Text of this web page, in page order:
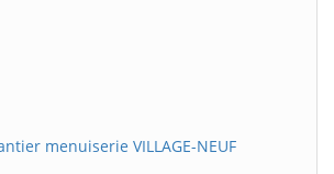
menuiserie VILLAGE-NEUF